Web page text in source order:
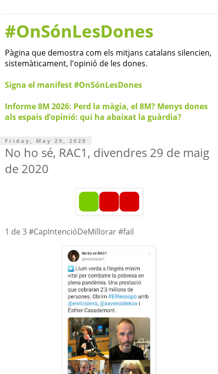
#OnSónLesDones
Pàgina que demostra com els mitjans catalans silencien,
sistemàticament, l'opinió de les dones.
Signa el manifest #OnSónLesDones
Informe 8M 2026: Perd la màgia, el 8M? Menys dones
als espais d’opinió: qui ha abaixat la guàrdia?
Friday, May 29, 2020
No ho sé, RAC1, divendres 29 de maig
de 2020
1 de 3 #CapIntencióDeMillorar #fail